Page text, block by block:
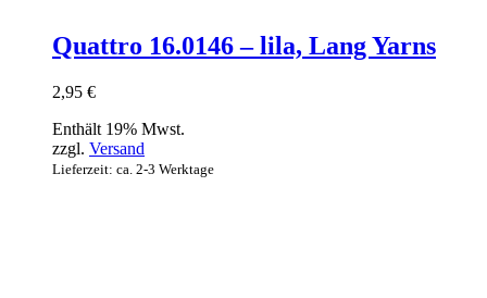
Quattro 16.0146 – lila, Lang Yarns
2,95 €
Enthält 19% Mwst.
zzgl. Versand
Lieferzeit: ca. 2-3 Werktage